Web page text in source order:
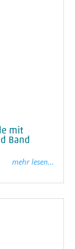
mit
Band
mehr lesen...